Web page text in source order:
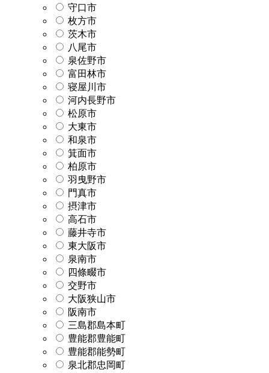
守口市
枚方市
茨木市
八尾市
泉佐野市
富田林市
寝屋川市
河内長野市
松原市
大東市
和泉市
箕面市
柏原市
羽曳野市
門真市
摂津市
高石市
藤井寺市
東大阪市
泉南市
四條畷市
交野市
大阪狭山市
阪南市
三島郡島本町
豊能郡豊能町
豊能郡能勢町
泉北郡忠岡町